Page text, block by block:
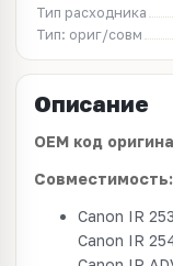
Тип расходника
Тип: ориг/совм
Описание
OEM код
Совместимость:
Canon IR
Canon IR